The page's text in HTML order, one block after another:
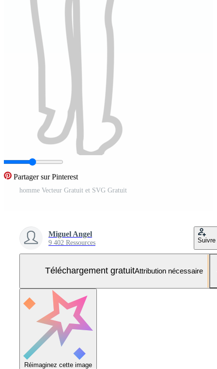
Partager sur Pinterest
homme Vecteur Gratuit et SVG Gratuit
Miguel Angel
9 402 Ressources Suivre
Téléchargement gratuitAttribution nécessaire
Réimaginez cette image